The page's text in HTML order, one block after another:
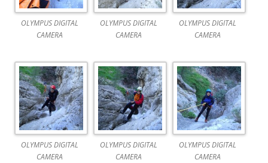
OLYMPUS DIGITAL
CAMERA
OLYMPUS DIGITAL
CAMERA
OLYMPUS DIGITAL
CAMERA
OLYMPUS DIGITAL
CAMERA
OLYMPUS DIGITAL
CAMERA
OLYMPUS DIGITAL
CAMERA